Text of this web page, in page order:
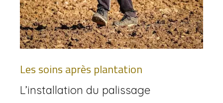
Les soins après plantation
L’installation du palissage